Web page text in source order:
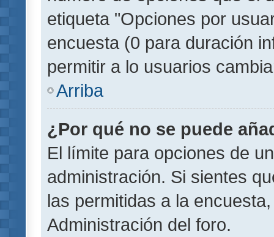
etiqueta "Opciones por
encuesta (0 para duración
permitir a lo usuarios
Arriba
¿Por qué no se puede
El límite para opciones de
administración. Si sientes
las permitidas a la
Administración del foro.